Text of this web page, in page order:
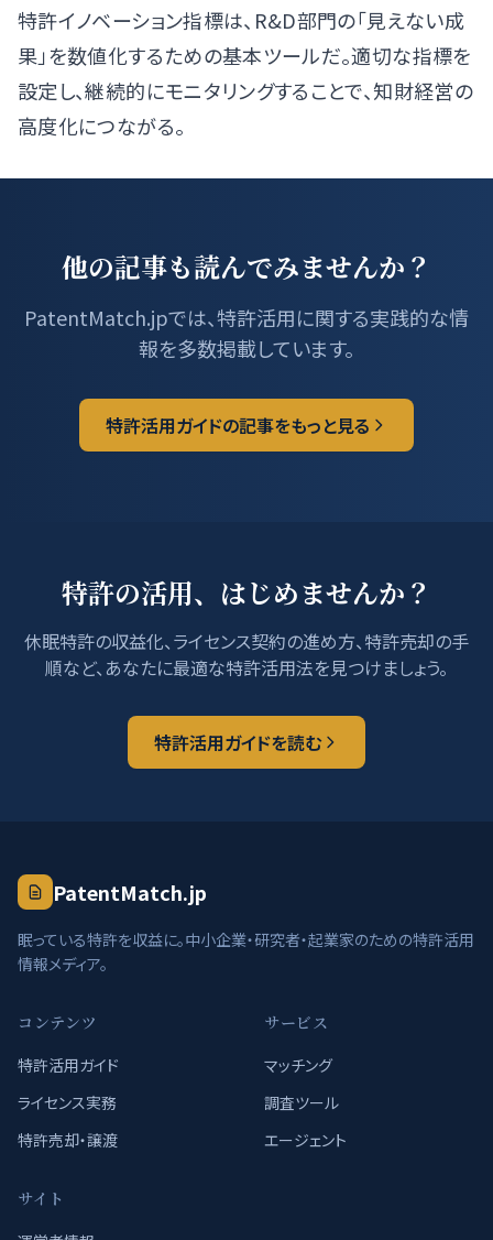
特許イノベーション指標は、R&D部門の「見えない成
果」を数値化するための基本ツールだ。適切な指標を
設定し、継続的にモニタリングすることで、知財経営の
高度化につながる。
他の記事も読んでみませんか？
PatentMatch.jpでは、特許活用に関する実践的な情
報を多数掲載しています。
特許活用ガイドの記事をもっと見る
特許の活用、はじめませんか？
休眠特許の収益化、ライセンス契約の進め方、特許売却の手
順など、あなたに最適な特許活用法を見つけましょう。
特許活用ガイドを読む
PatentMatch.jp
眠っている特許を収益に。中小企業・研究者・起業家のための特許活用
情報メディア。
コンテンツ
特許活用ガイド
ライセンス実務
特許売却・譲渡
サービス
マッチング
調査ツール
エージェント
サイト